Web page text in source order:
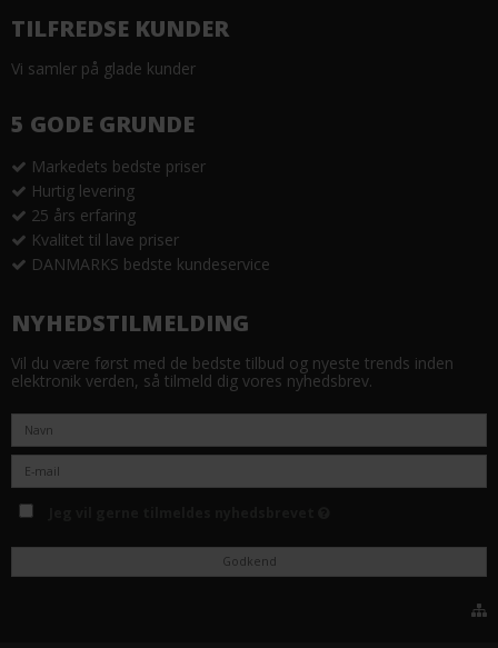
TILFREDSE KUNDER
Vi samler på glade kunder
5 GODE GRUNDE
Markedets bedste priser
Hurtig levering
25 års erfaring
Kvalitet til lave priser
DANMARKS bedste kundeservice
NYHEDSTILMELDING
Vil du være først med de bedste tilbud og nyeste trends inden
elektronik verden, så tilmeld dig vores nyhedsbrev.
Godkend